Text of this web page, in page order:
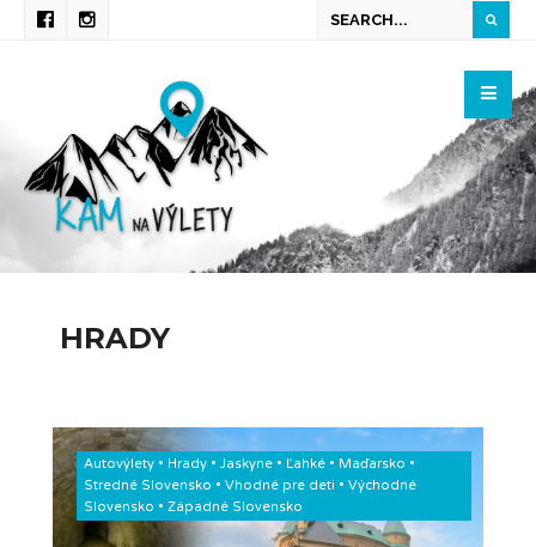
HRADY
Autovýlety • Hrady • Jaskyne • Ľahké • Maďarsko •
Stredné Slovensko • Vhodné pre deti • Východné
Slovensko • Západné Slovensko